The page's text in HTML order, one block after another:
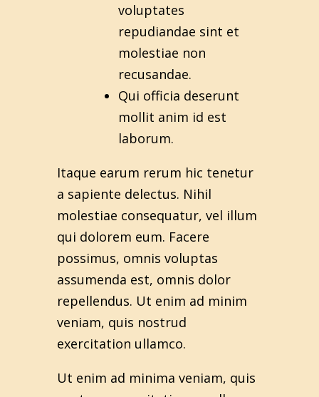
voluptates
repudiandae sint et
molestiae non
recusandae.
Qui officia deserunt
mollit anim id est
laborum.
Itaque earum rerum hic tenetur
a sapiente delectus. Nihil
molestiae consequatur, vel illum
qui dolorem eum. Facere
possimus, omnis voluptas
assumenda est, omnis dolor
repellendus. Ut enim ad minim
veniam, quis nostrud
exercitation ullamco.
Ut enim ad minima veniam, quis